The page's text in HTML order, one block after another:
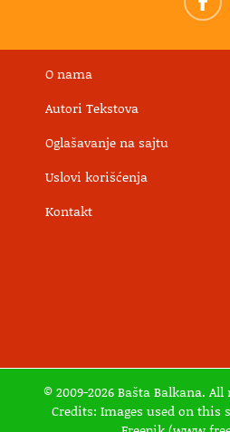
O nama
Autori Tekstova
Oglašavanje na sajtu
Uslovi korišćenja
Kontakt
© 2009-2026 Bašta Balkana.
Credits: Images used on this